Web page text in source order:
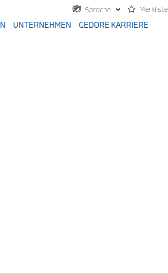
Sprache Merkliste
UNTERNEHMEN GEDORE KARRIERE